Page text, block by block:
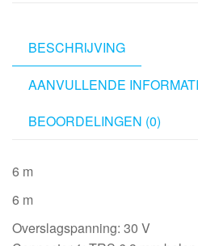
L/R
6
BESCHRIJVING
AANVULLENDE
BEOORDELINGEN (0)
6 m
6 m
Overslagspanning: 30 V